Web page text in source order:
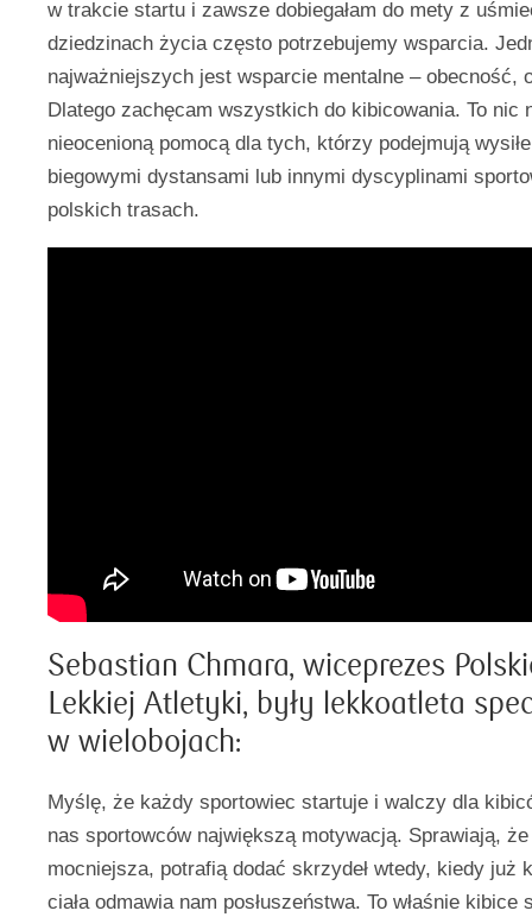
w trakcie startu i zawsze dobiegałam do mety z
dziedzinach życia często potrzebujemy wsparcia.
najważniejszych jest wsparcie mentalne – obecność,
Dlatego zachęcam wszystkich do kibicowania. To nic
nieocenioną pomocą dla tych, którzy podejmują
biegowymi dystansami lub innymi dyscyplinami
polskich trasach.
Sebastian Chmara, wiceprezes
Lekkiej Atletyki, były lekkoatleta
w wielobojach:
Myślę, że każdy sportowiec startuje i walczy dla
nas sportowców największą motywacją. Sprawiają,
mocniejsza, potrafią dodać skrzydeł wtedy, kiedy już
ciała odmawia nam posłuszeństwa. To właśnie